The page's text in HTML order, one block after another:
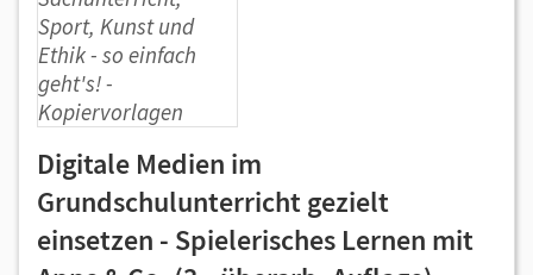
Digitale Medien im
Grundschulunterricht gezielt
einsetzen - Spielerisches Lernen mit